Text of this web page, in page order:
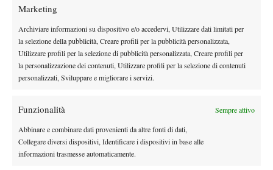
Marketing
Archiviare informazioni su dispositivo e/o accedervi, Utilizzare dati limitati per
la selezione della pubblicità, Creare profili per la pubblicità personalizzata,
Utilizzare profili per la selezione di pubblicità personalizzata, Creare profili per
la personalizzazione dei contenuti, Utilizzare profili per la selezione di contenuti
personalizzati, Sviluppare e migliorare i servizi.
Funzionalità Sempre attivo
Abbinare e combinare dati provenienti da altre fonti di dati,
Collegare diversi dispositivi, Identificare i dispositivi in base alle
informazioni trasmesse automaticamente.
rimonta Shang e vola agli ottavi
Atp News
Masters 1000 Montreal 2026: medical time
News Wta
WTA 1000 Toronto 2026: pioggia pesante,
gioco sospeso